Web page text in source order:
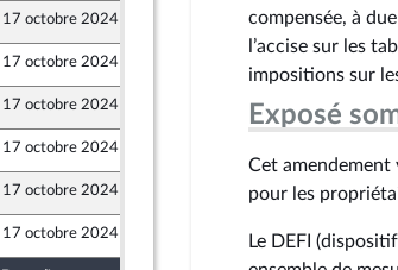
17 octobre 2024 13 octobre 2024
17 octobre 2024
17 octobre 2024 13 octobre 2024
17 octobre 2024
17 octobre 2024 13 octobre 2024
17 octobre 2024 13 octobre 2024
compensée, à
l’accise sur les
impositions sur
Exposé
Cet amendement
pour les
Le DEFI